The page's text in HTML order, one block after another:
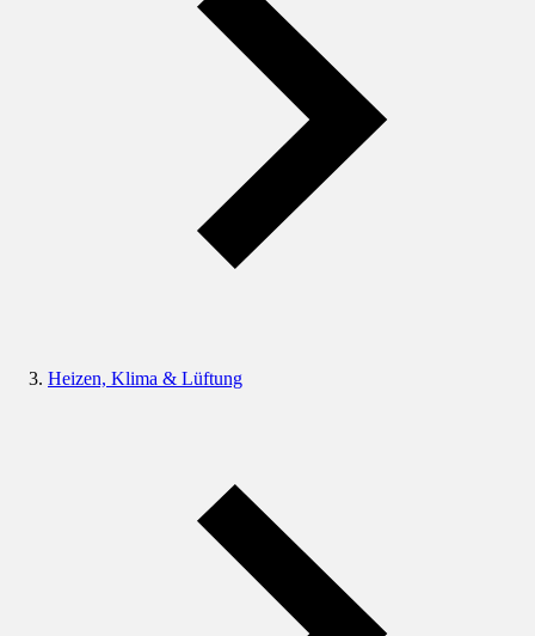
Heizen, Klima & Lüftung